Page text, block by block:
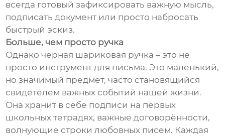
всегда готовый зафиксировать важную мысль,
подписать документ или просто набросать
быстрый эскиз.
Больше, чем просто ручка
Однако черная шариковая ручка – это не
просто инструмент для письма. Это маленький,
но значимый предмет, часто становящийся
свидетелем важных событий нашей жизни.
Она хранит в себе подписи на первых
школьных тетрадях, важные договорённости,
волнующие строки любовных писем. Каждая